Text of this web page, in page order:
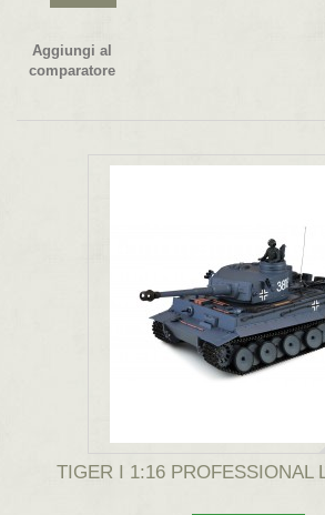
Aggiungi al
comparatore
TIGER I 1:16 PROFESSIONAL